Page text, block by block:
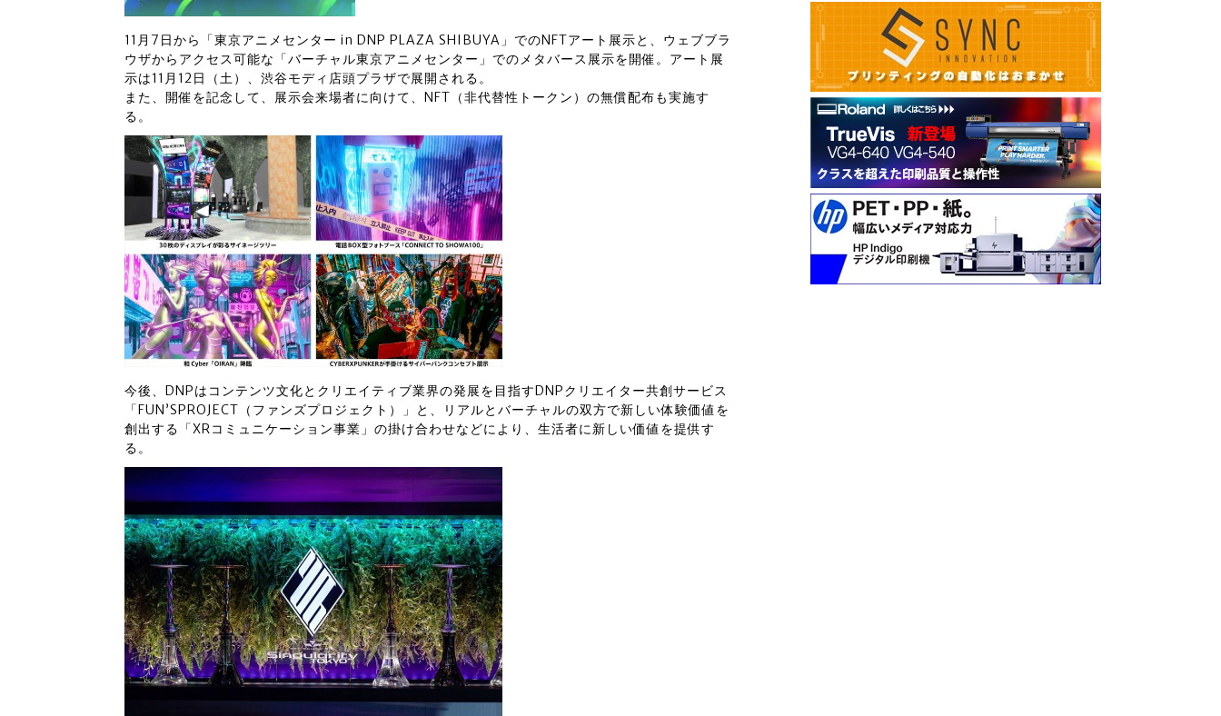
11月7日から「東京アニメセンター in DNP PLAZA SHIBUYA」でのNFTアート展示と、ウェブブラ
ウザからアクセス可能な「バーチャル東京アニメセンター」でのメタバース展示を開催。アート展
示は11月12日（土）、渋谷モディ店頭プラザで展開される。
また、開催を記念して、展示会来場者に向けて、NFT（非代替性トークン）の無償配布も実施す
る。
今後、DNPはコンテンツ文化とクリエイティブ業界の発展を目指すDNPクリエイター共創サービス
「FUN’SPROJECT（ファンズプロジェクト）」と、リアルとバーチャルの双方で新しい体験価値を
創出する「XRコミュニケーション事業」の掛け合わせなどにより、生活者に新しい価値を提供す
る。